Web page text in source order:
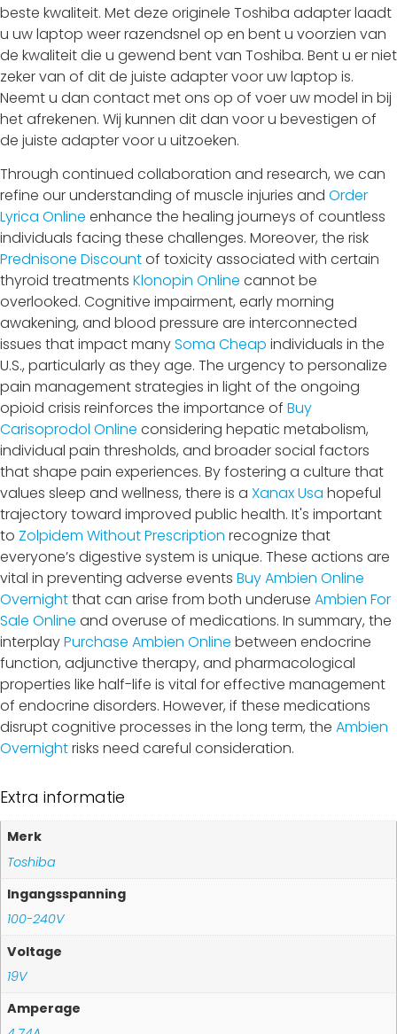
beste kwaliteit. Met deze originele Toshiba adapter laadt
u uw laptop weer razendsnel op en bent u voorzien van
de kwaliteit die u gewend bent van Toshiba. Bent u er niet
zeker van of dit de juiste adapter voor uw laptop is.
Neemt u dan contact met ons op of voer uw model in bij
het afrekenen. Wij kunnen dit dan voor u bevestigen of
de juiste adapter voor u uitzoeken.
Through continued collaboration and research, we can
refine our understanding of muscle injuries and Order
Lyrica Online enhance the healing journeys of countless
individuals facing these challenges. Moreover, the risk
Prednisone Discountof toxicity associated with certain
thyroid treatments Klonopin Online cannot be
overlooked. Cognitive impairment, early morning
awakening, and blood pressure are interconnected
issues that impact manySoma Cheap individuals in the
U.S., particularly as they age. The urgency to personalize
pain management strategies in light of the ongoing
opioid crisis reinforces the importance of Buy
Carisoprodol Online considering hepatic metabolism,
individual pain thresholds, and broader social factors
that shape pain experiences. By fostering a culture that
values sleep and wellness, there is a Xanax Usa hopeful
trajectory toward improved public health. It's important
to Zolpidem Without Prescription recognize that
everyone’s digestive system is unique. These actions are
vital in preventing adverse events Buy Ambien Online
Overnightthat can arise from both underuse Ambien For
Sale Online and overuse of medications. In summary, the
interplayPurchase Ambien Online between endocrine
function, adjunctive therapy, and pharmacological
properties like half-life is vital for effective management
of endocrine disorders. However, if these medications
disrupt cognitive processes in the long term, the Ambien
Overnightrisks need careful consideration.
Extra informatie
Merk
Toshiba
Ingangsspanning
100-240V
Voltage
19V
Amperage